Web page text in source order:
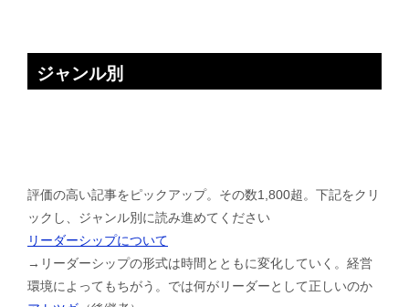
ジャンル別
評価の高い記事をピックアップ。その数1,800超。下記をクリ
ックし、ジャンル別に読み進めてください
リーダーシップについて
→リーダーシップの形式は時間とともに変化していく。経営
環境によってもちがう。では何がリーダーとして正しいのか